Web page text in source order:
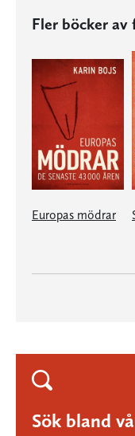
Fler böcker
Europas mödrar
Sök bland